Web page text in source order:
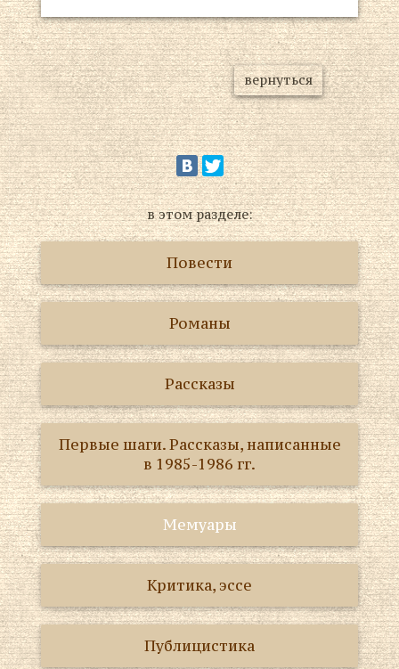
вернуться
в этом разделе:
Повести
Романы
Рассказы
Первые шаги. Рассказы, написанные
в 1985-1986 гг.
Мемуары
Критика, эссе
Публицистика